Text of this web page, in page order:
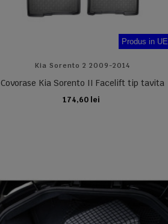
Produs in UE
Kia Sorento 2 2009-2014
Covorase Kia Sorento II Facelift tip tavita
174,60 lei
ADAUGA IN COS